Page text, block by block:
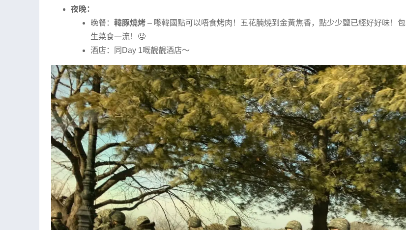
夜晚：
晚餐： 韓豚燒烤 – 嚟韓國點可以唔食烤肉！五花腩燒到金黃焦香，點少少鹽已經好好味！包
生菜食一流！🤤
酒店：同Day 1嘅靚靚酒店～